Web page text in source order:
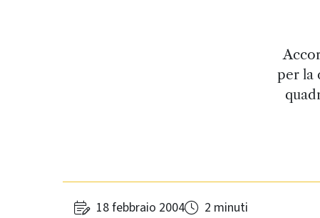
per la
18 febbraio 2004 2 minuti